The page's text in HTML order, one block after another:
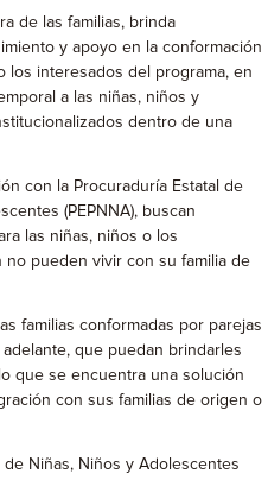
de las familias, brinda
y apoyo en la conformación
los interesados del programa, en
a las niñas, niños y
dentro de una
con la Procuraduría Estatal de
(PEPNNA), buscan
las niñas, niños o los
pueden vivir con su familia de
familias conformadas por parejas
que puedan brindarles
que se encuentra una solución
con sus familias de origen o
Niñas, Niños y Adolescentes